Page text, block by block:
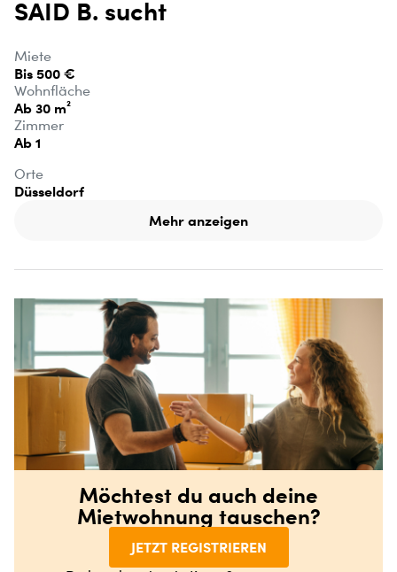
SAID B. sucht
Miete
Bis 500 €
Wohnfläche
Ab 30 m²
Zimmer
Ab 1
Orte
Düsseldorf
Mehr anzeigen
Möchtest du auch deine
Mietwohnung tauschen?
JETZT REGISTRIEREN